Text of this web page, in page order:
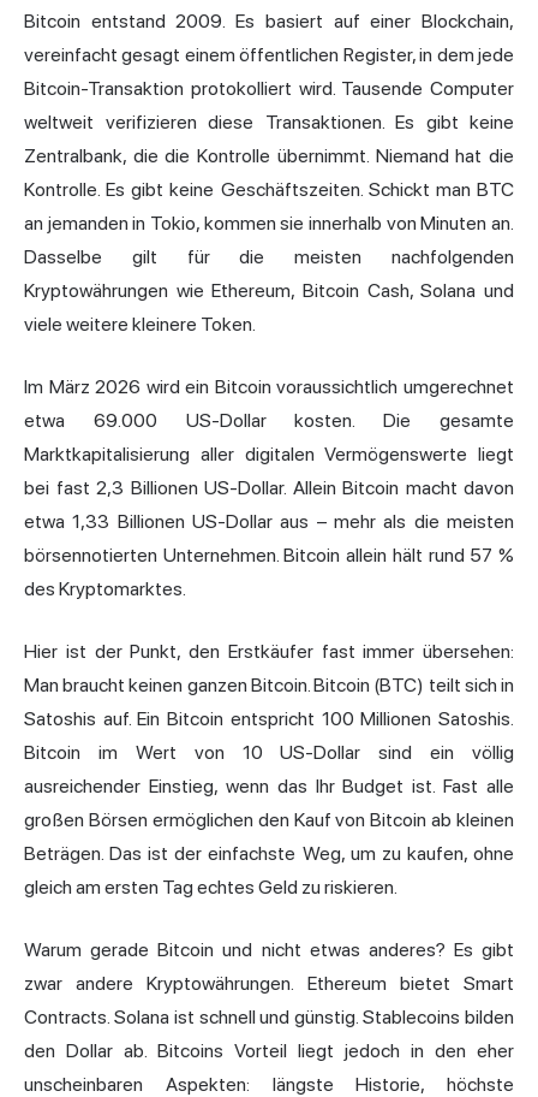
Bitcoin entstand 2009. Es basiert auf einer Blockchain,
vereinfacht gesagt einem öffentlichen Register, in dem jede
Bitcoin-Transaktion protokolliert wird. Tausende Computer
weltweit verifizieren diese Transaktionen. Es gibt keine
Zentralbank, die die Kontrolle übernimmt. Niemand hat die
Kontrolle. Es gibt keine Geschäftszeiten. Schickt man BTC
an jemanden in Tokio, kommen sie innerhalb von Minuten an.
Dasselbe gilt für die meisten nachfolgenden
Kryptowährungen wie Ethereum, Bitcoin Cash, Solana und
viele weitere kleinere Token.
Im März 2026 wird ein Bitcoin voraussichtlich umgerechnet
etwa 69.000 US-Dollar kosten. Die gesamte
Marktkapitalisierung aller digitalen Vermögenswerte liegt
bei fast 2,3 Billionen US-Dollar. Allein Bitcoin macht davon
etwa 1,33 Billionen US-Dollar aus – mehr als die meisten
börsennotierten Unternehmen. Bitcoin allein hält rund 57 %
des Kryptomarktes.
Hier ist der Punkt, den Erstkäufer fast immer übersehen:
Man braucht keinen ganzen Bitcoin. Bitcoin (BTC) teilt sich in
Satoshis auf. Ein Bitcoin entspricht 100 Millionen Satoshis.
Bitcoin im Wert von 10 US-Dollar sind ein völlig
ausreichender Einstieg, wenn das Ihr Budget ist. Fast alle
großen Börsen ermöglichen den Kauf von Bitcoin ab kleinen
Beträgen. Das ist der einfachste Weg, um zu kaufen, ohne
gleich am ersten Tag echtes Geld zu riskieren.
Warum gerade Bitcoin und nicht etwas anderes? Es gibt
zwar andere Kryptowährungen. Ethereum bietet Smart
Contracts. Solana ist schnell und günstig. Stablecoins bilden
den Dollar ab. Bitcoins Vorteil liegt jedoch in den eher
unscheinbaren Aspekten: längste Historie, höchste